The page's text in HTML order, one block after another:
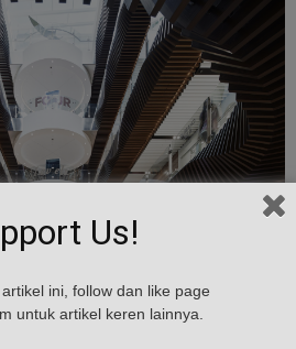
Us!
ini, follow dan like page
untuk artikel keren lainnya.